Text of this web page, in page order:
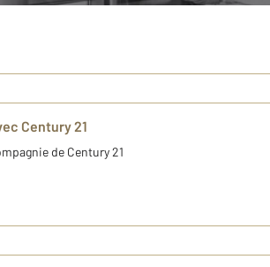
Century 21
de Century 21